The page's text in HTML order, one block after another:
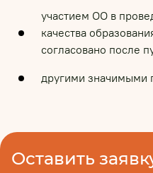
участием ОО в
качества
согласовано после
другими значимыми
Оставить